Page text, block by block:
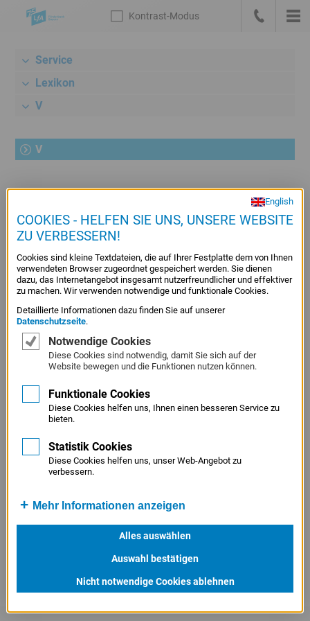
Sprungmarken
Kontrast-
Meta-
Navigation
Suche,
zum
Hauptnavigation
Unternavigation
Rechner
Konditionen
Inhalt
Service
Menü
Juristisches
Startseite
Kontrast-Modus
Die
Service
Lexikon
V
V
K
L
M N O P Q R S T U
V
W
X Y Z
VORBEGINNKLAUSEL
Fördergrundsatz, nach dem mit dem zu fördernden bzw.
zu finanzierenden Vorhaben zum Zeitpunkt der
Antragstellung bei der Hausbank noch nicht begonnen
worden sein darf. Die Nachfinanzierung eines Vorhabens
ist grundsätzlich nicht möglich. Als Vorhabensbeginn gilt
grundsätlich der Abschluss eines Lieferungs- oder
Leistungsvertrages, also das Eingehen des wesentlichen
finanzielen Engagements. Rechtliche und
organisatorische Vorbereitungen - wie die
Handelsregister bzw. die Handwerksrolle - stellen keinen
Vorhabensbeginn dar.
English
COOKIES - HELFEN SIE UNS, UNSERE WEBSITE
ZU VERBESSERN!
Cookies sind kleine Textdateien, die auf Ihrer Festplatte dem von Ihnen
verwendeten Browser zugeordnet gespeichert werden. Sie dienen
dazu, das Internetangebot insgesamt nutzerfreundlicher und effektiver
zu machen. Wir verwenden notwendige und funktionale Cookies.
Detaillierte Informationen dazu finden Sie auf unserer
Datenschutzseite.
Notwendige Cookies
Diese Cookies sind notwendig, damit Sie sich auf der
Website bewegen und die Funktionen nutzen können.
Funktionale Cookies
Diese Cookies helfen uns, Ihnen einen besseren Service zu
bieten.
Statistik Cookies
Diese Cookies helfen uns, unser Web-Angebot zu
verbessern.
Mehr Informationen anzeigen
Alles auswählen
Auswahl bestätigen
Nicht notwendige Cookies ablehnen